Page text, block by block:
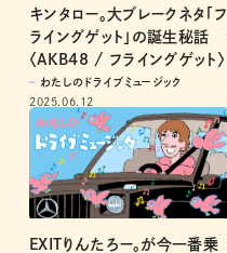
キンタロー。大ブレークネタ「フ
ライングゲット」の誕生秘話
〈AKB48 / フライングゲット〉
わたしのドライブミュージック
2025.06.12
EXITりんたろー。が今一番乗